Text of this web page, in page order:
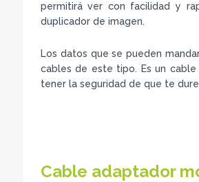
permitirá ver con facilidad y
duplicador de imagen.
Los datos que se pueden
cables de este tipo. Es un
tener la seguridad de que te
Cable adaptador